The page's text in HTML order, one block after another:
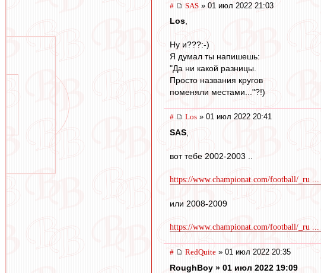
# SAS » 01 июл 2022 21:03
Los,
Ну и???:-)
Я думал ты напишешь:
"Да ни какой разницы.
Просто названия кругов
поменяли местами..."?!)
# Los » 01 июл 2022 20:41
SAS
вот тебе 2002-2003 ..
https://www.championat.com/football/_ru ...
или 2008-2009
https://www.championat.com/football/_ru ...
# RedQuite » 01 июл 2022 20:35
RoughBoy » 01 июл 2022 19:09